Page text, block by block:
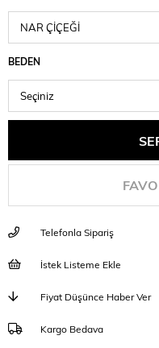
BEDEN
Telefonla Sipariş
İstek Listeme Ekle
Fiyat Düşünce Haber Ver
Kargo Bedava